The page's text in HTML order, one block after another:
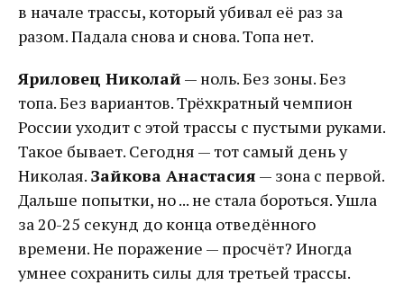
в начале трассы, который убивал её раз за
разом. Падала снова и снова. Топа нет.
Яриловец Николай — ноль. Без зоны. Без
топа. Без вариантов. Трёхкратный чемпион
России уходит с этой трассы с пустыми руками.
Такое бывает. Сегодня — тот самый день у
Николая. Зайкова Анастасия — зона с первой.
Дальше попытки, но ... не стала бороться. Ушла
за 20-25 секунд до конца отведённого
времени. Не поражение — просчёт? Иногда
умнее сохранить силы для третьей трассы.